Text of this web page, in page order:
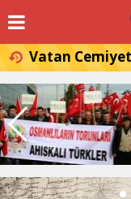
Vatan Cemiyeti